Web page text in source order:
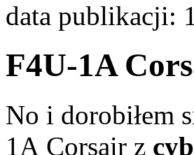
data publikacji:
F4U-1A
No i dorobiłem
1A Corsair z